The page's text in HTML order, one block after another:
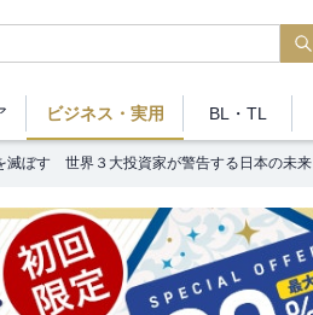
ビジネス ・実用 BL・TL
滅ぼす 世界３大投資家が警告する日本の未来